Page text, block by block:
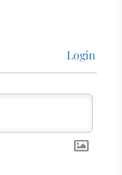
Login